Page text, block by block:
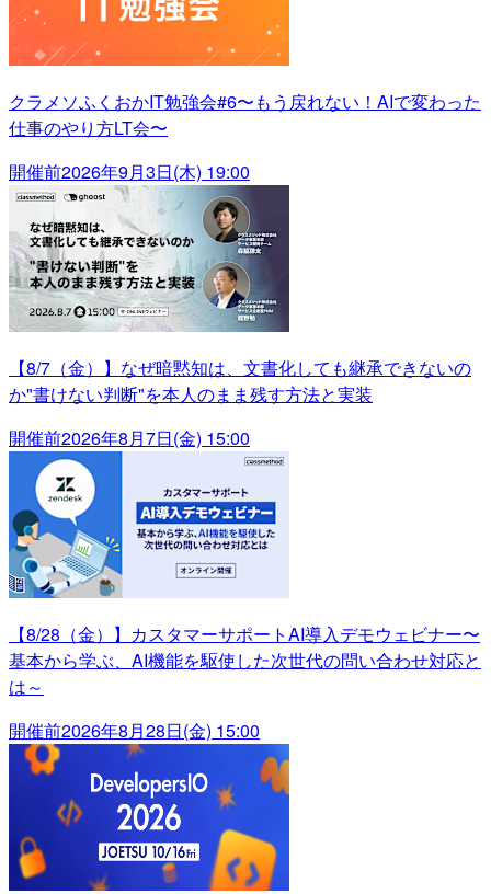
クラメソふくおかIT勉強会#6〜もう戻れない！AIで変わった
仕事のやり方LT会〜
開催前2026年9月3日(木) 19:00
【8/7（金）】なぜ暗黙知は、文書化しても継承できないの
か"書けない判断"を本人のまま残す方法と実装
開催前2026年8月7日(金) 15:00
【8/28（金）】カスタマーサポートAI導入デモウェビナー〜
基本から学ぶ、AI機能を駆使した次世代の問い合わせ対応と
は～
開催前2026年8月28日(金) 15:00